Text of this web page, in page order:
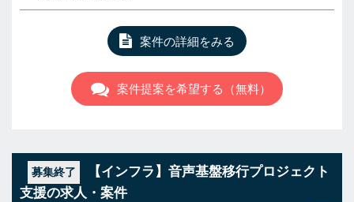
案件の詳細をみる
案件提案を希望する（無料）
募集終了
【インフラ】音声基盤移行プロジェクト
支援の求人・案件